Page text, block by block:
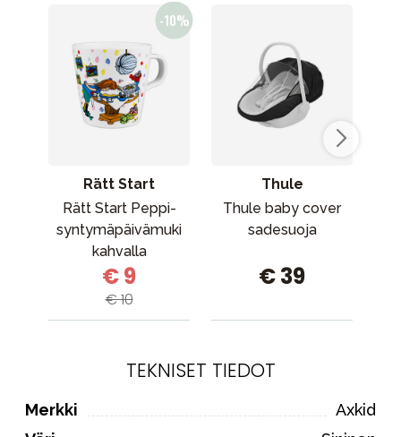
Rätt Start
Rätt Start Peppi-
syntymäpäivämuki
kahvalla
€ 9
€ 10
Thule
Thule baby cover
sadesuoja
€ 39
TEKNISET TIEDOT
Merkki
Axkid